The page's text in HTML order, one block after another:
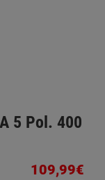
5 Pol. 400
109,99€